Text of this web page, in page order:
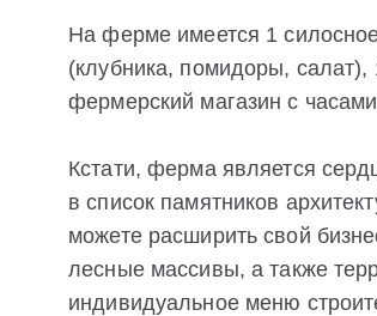
На ферме имеется 1
(клубника, помидоры, салат),
фермерский магазин с
Кстати, ферма является
в список памятников
можете расширить свой
лесные массивы, а также
индивидуальное меню